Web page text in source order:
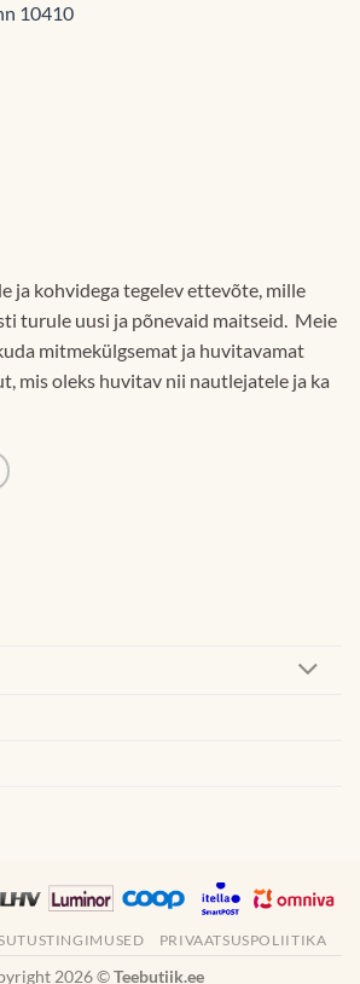
10410
ja kohvidega tegelev ettevõte, mille
turule uusi ja põnevaid maitseid. Meie
mitmekülgsemat ja huvitavamat
mis oleks huvitav nii nautlejatele ja ka
PRIVAATSUSPOLIITIKA
2026 ©Teebutiik.ee